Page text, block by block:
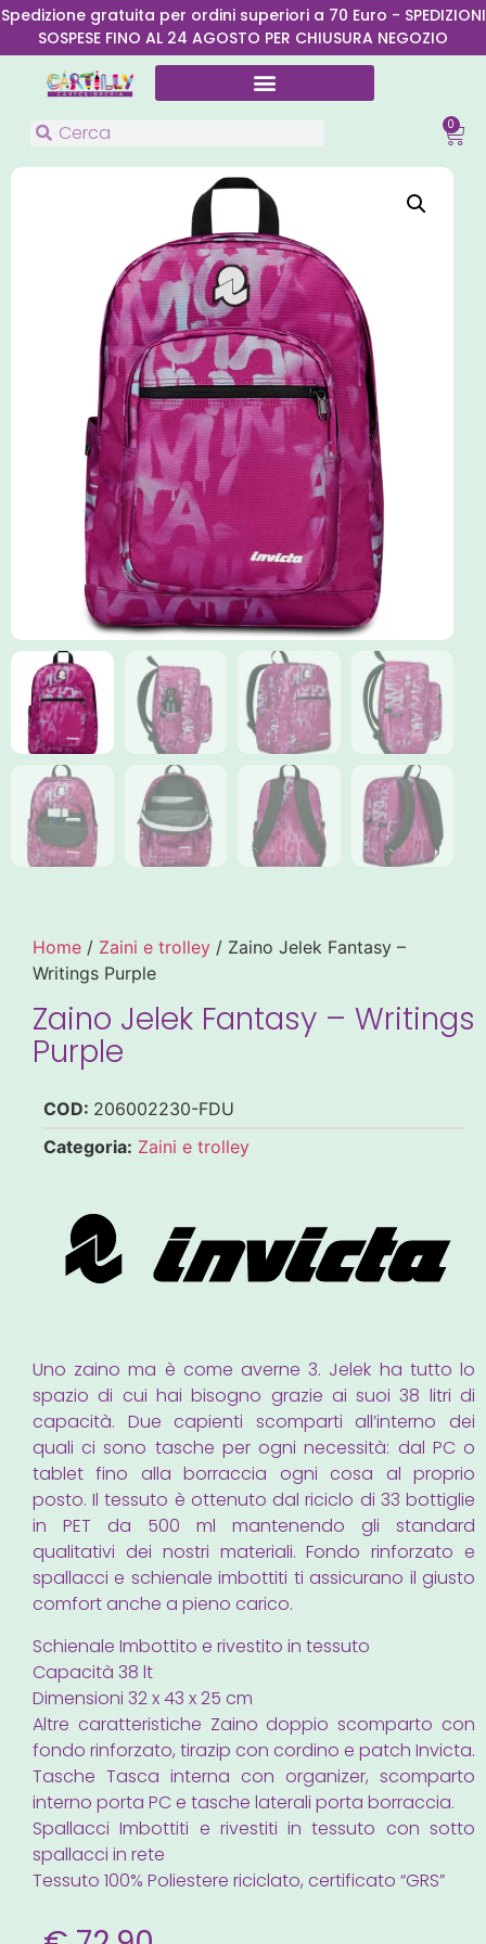
Spedizione gratuita per ordini superiori a 70 Euro - SPEDIZIONI
SOSPESE FINO AL 24 AGOSTO PER CHIUSURA NEGOZIO
0
Home / Zaini e trolley / Zaino Jelek Fantasy –
Writings Purple
Zaino Jelek Fantasy – Writings
Purple
COD: 206002230-FDU
Categoria: Zaini e trolley
Uno zaino ma è come averne 3. Jelek ha tutto lo
spazio di cui hai bisogno grazie ai suoi 38 litri di
capacità. Due capienti scomparti all’interno dei
quali ci sono tasche per ogni necessità: dal PC o
tablet fino alla borraccia ogni cosa al proprio
posto. Il tessuto è ottenuto dal riciclo di 33 bottiglie
in PET da 500 ml mantenendo gli standard
qualitativi dei nostri materiali. Fondo rinforzato e
spallacci e schienale imbottiti ti assicurano il giusto
comfort anche a pieno carico.
Schienale Imbottito e rivestito in tessuto
Capacità 38 lt
Dimensioni 32 x 43 x 25 cm
Altre caratteristiche Zaino doppio scomparto con
fondo rinforzato, tirazip con cordino e patch Invicta.
Tasche Tasca interna con organizer, scomparto
interno porta PC e tasche laterali porta borraccia.
Spallacci Imbottiti e rivestiti in tessuto con sotto
spallacci in rete
Tessuto 100% Poliestere riciclato, certificato “GRS”